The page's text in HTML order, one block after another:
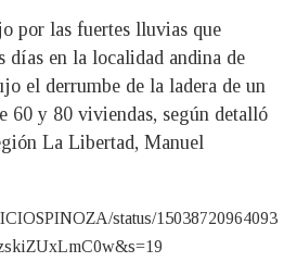
por las fuertes lluvias que
días en la localidad andina de
el derrumbe de la ladera de un
60 y 80 viviendas, según detalló
La Libertad, Manuel
status/15038720964093